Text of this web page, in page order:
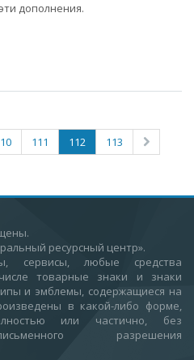
дополнения.
111 112 113
ресурсный центр».
сервисы, любые средства
товарные знаки и знаки
и эмблемы, содержащиеся на
в какой-либо форме,
или частично, без
разрешения